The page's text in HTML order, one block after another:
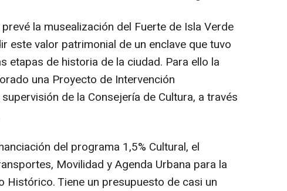
la musealización del Fuerte de Isla Verde
este valor patrimonial de un enclave que tuvo
etapas de historia de la ciudad. Para ello la
una Proyecto de Intervención
de la Consejería de Cultura, a través
del programa 1,5% Cultural, el
Movilidad y Agenda Urbana para la
Histórico. Tiene un presupuesto de casi un